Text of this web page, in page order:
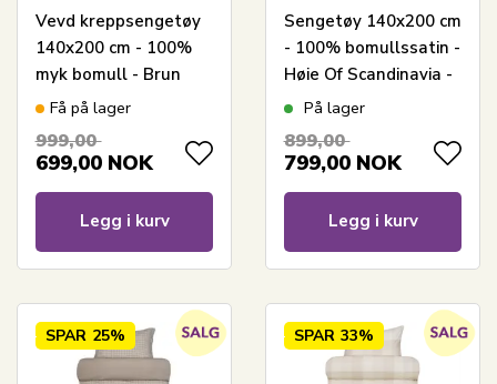
Vevd kreppsengetøy
140x200 cm - 100%
myk bomull - Brun
med striper -
Slumre Høie Of
Scandinavia
Få på lager
999,00
699,00 NOK
Legg i kurv
Sengetøy 140x200 cm
- 100% bomullssatin -
Høie Of Scandinavia -
Milano Grå
På lager
899,00
799,00 NOK
Legg i kurv
SPAR 25% SPAR 33%